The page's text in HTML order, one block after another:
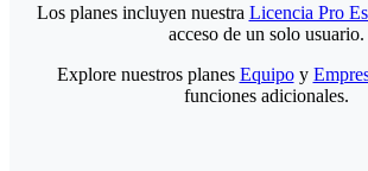
Los planes incluyen nuestra Licencia Pro
acceso de un solo usuario.
Explore nuestros planes Equipoy
funciones adicionales.